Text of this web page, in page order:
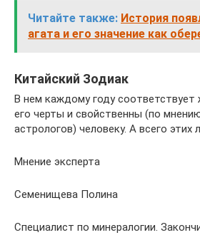
Читайте также: История
агата и его значение как
Китайский Зодиак
В нем каждому году
его черты и свойственны (по
астрологов) человеку. А всего этих
Мнение эксперта
Семенищева Полина
Специалист по минералогии.